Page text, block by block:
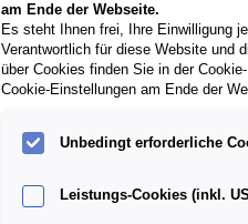
am Ende der Webseite.
Es steht Ihnen frei, Ihre Einwilligung
Verantwortlich für diese Website und
über Cookies finden Sie in der
Cookie-Einstellungen am Ende der
Unbedingt erforderliche
Leistungs-Cookies (inkl.